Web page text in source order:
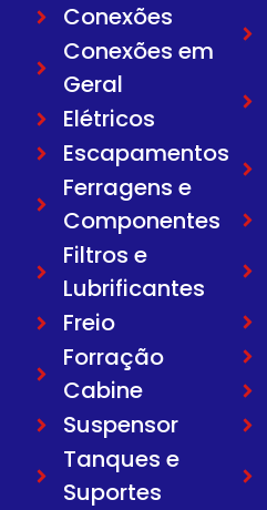
Conexões
Conexões em
Geral
Elétricos
Escapamentos
Ferragens e
Componentes
Filtros e
Lubrificantes
Freio
Forração
Cabine
Suspensor
Tanques e
Suportes